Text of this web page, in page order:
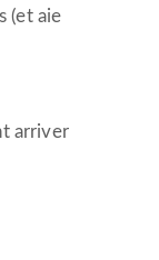
(et aie
arriver